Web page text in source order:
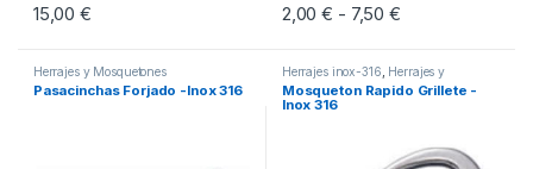
15,00€ 2,00€ - 7,50€Rango de
Este producto tiene múltiples
Herrajes y Mosquetones
Pasacinchas Forjado -Inox 316
Herrajes inox-316 Herrajes y
Mosquetones
Mosqueton Rapido Grillete -
Inox 316